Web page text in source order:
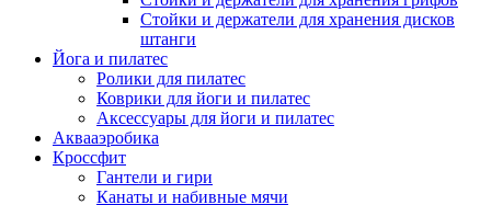
Стойки и держатели для хранения дисков
штанги
Йога и пилатес
Ролики для пилатес
Коврики для йоги и пилатес
Аксессуары для йоги и пилатес
Аквааэробика
Кроссфит
Гантели и гири
Канаты и набивные мячи